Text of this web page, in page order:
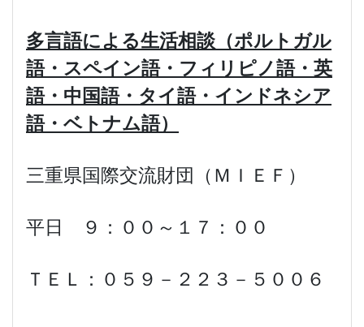
多言語による生活相談 （ポルトガル
語・スペイン語・フィリピノ語・英
語・中国語・タイ語・インドネシア
語・ベトナム語）
三重県国際交流財団（ＭＩＥＦ）
平日 ９：００～１７：００
ＴＥＬ：０５９－２２３－５００６